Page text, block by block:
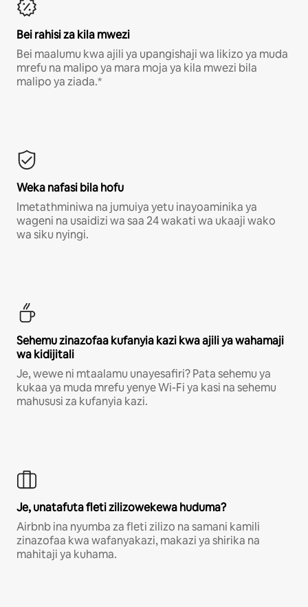
Bei rahisi za kila mwezi
Bei maalumu kwa ajili ya upangishaji wa likizo ya muda
mrefu na malipo ya mara moja ya kila mwezi bila
malipo ya ziada.*
Weka nafasi bila hofu
Imetathminiwa na jumuiya yetu inayoaminika ya
wageni na usaidizi wa saa 24 wakati wa ukaaji wako
wa siku nyingi.
Sehemu zinazofaa kufanyia kazi kwa ajili ya wahamaji
wa kidijitali
Je, wewe ni mtaalamu unayesafiri? Pata sehemu ya
kukaa ya muda mrefu yenye Wi-Fi ya kasi na sehemu
mahususi za kufanyia kazi.
Je, unatafuta fleti zilizowekewa huduma?
Airbnb ina nyumba za fleti zilizo na samani kamili
zinazofaa kwa wafanyakazi, makazi ya shirika na
mahitaji ya kuhama.